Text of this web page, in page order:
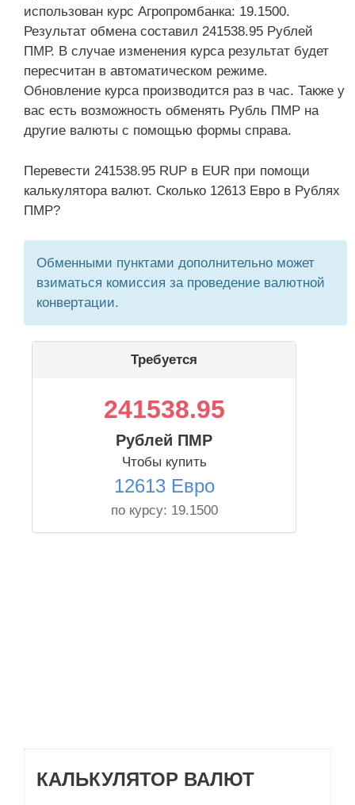
использован курс Агропромбанка: 19.1500.
Результат обмена составил 241538.95 Рублей
ПМР. В случае изменения курса результат будет
пересчитан в автоматическом режиме.
Обновление курса производится раз в час. Также у
вас есть возможность обменять Рубль ПМР на
другие валюты с помощью формы справа.
Перевести 241538.95 RUP в EUR при помощи
калькулятора валют. Сколько 12613 Евро в Рублях
ПМР?
Обменными пунктами дополнительно может
взиматься комиссия за проведение валютной
конвертации.
Требуется
241538.95
Рублей ПМР
Чтобы купить
12613 Евро
по курсу: 19.1500
КАЛЬКУЛЯТОР ВАЛЮТ